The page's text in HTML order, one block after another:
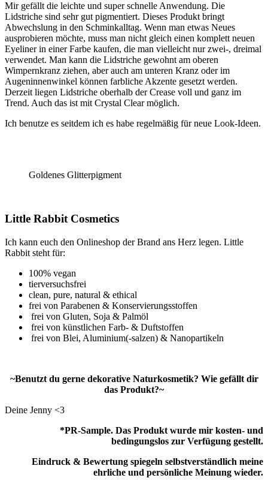
Mir gefällt die leichte und super schnelle Anwendung. Die
Lidstriche sind sehr gut pigmentiert. Dieses Produkt bringt
Abwechslung in den Schminkalltag. Wenn man etwas Neues
ausprobieren möchte, muss man nicht gleich einen komplett neuen
Eyeliner in einer Farbe kaufen, die man vielleicht nur zwei-, dreimal
verwendet. Man kann die Lidstriche gewohnt am oberen
Wimpernkranz ziehen, aber auch am unteren Kranz oder im
Augeninnenwinkel können farbliche Akzente gesetzt werden.
Derzeit liegen Lidstriche oberhalb der Crease voll und ganz im
Trend. Auch das ist mit Crystal Clear möglich.
Ich benutze es seitdem ich es habe regelmäßig für neue Look-Ideen.
Goldenes Glitterpigment
Little Rabbit Cosmetics
Ich kann euch den Onlineshop der Brand ans Herz legen. Little
Rabbit steht für:
100% vegan
tierversuchsfrei
clean, pure, natural & ethical
frei von Parabenen & Konservierungsstoffen
frei von Gluten, Soja & Palmöl
frei von künstlichen Farb- & Duftstoffen
frei von Blei, Aluminium(-salzen) & Nanopartikeln
~Benutzt du gerne dekorative Naturkosmetik? Wie gefällt dir
das Produkt?~
Deine Jenny <3
*PR-Sample. Das Produkt wurde mir kosten- und
bedingungslos zur Verfügung gestellt.
Eindruck & Bewertung spiegeln selbstverständlich meine
ehrliche und persönliche Meinung wieder.